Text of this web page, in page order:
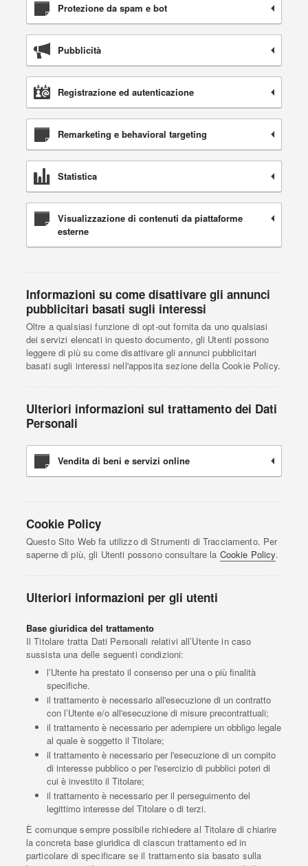
Protezione da spam e bot
Pubblicità
Registrazione ed autenticazione
Remarketing e behavioral targeting
Statistica
Visualizzazione di contenuti da piattaforme
esterne
Informazioni su come disattivare gli annunci
pubblicitari basati sugli interessi
Oltre a qualsiasi funzione di opt-out fornita da uno qualsiasi
dei servizi elencati in questo documento, gli Utenti possono
leggere di più su come disattivare gli annunci pubblicitari
basati sugli interessi nell'apposita sezione della Cookie Policy.
Ulteriori informazioni sul trattamento dei Dati
Personali
Vendita di beni e servizi online
Cookie Policy
Questo Sito Web fa utilizzo di Strumenti di Tracciamento. Per
saperne di più, gli Utenti possono consultare la Cookie Policy.
Ulteriori informazioni per gli utenti
Base giuridica del trattamento
Il Titolare tratta Dati Personali relativi all’Utente in caso
sussista una delle seguenti condizioni:
l’Utente ha prestato il consenso per una o più finalità
specifiche.
il trattamento è necessario all'esecuzione di un contratto
con l’Utente e/o all'esecuzione di misure precontrattuali;
il trattamento è necessario per adempiere un obbligo legale
al quale è soggetto il Titolare;
il trattamento è necessario per l'esecuzione di un compito
di interesse pubblico o per l'esercizio di pubblici poteri di
cui è investito il Titolare;
il trattamento è necessario per il perseguimento del
legittimo interesse del Titolare o di terzi.
È comunque sempre possibile richiedere al Titolare di chiarire
la concreta base giuridica di ciascun trattamento ed in
particolare di specificare se il trattamento sia basato sulla